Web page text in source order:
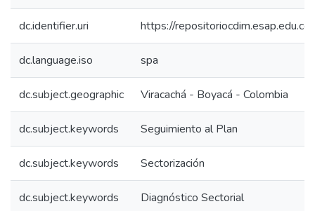
dc.identifier.uri https://
dc.language.iso spa
dc.subject.geographic Viracachá - Boyacá - Colombia
dc.subject.keywords Seguimiento al Plan
dc.subject.keywords Sectorización
dc.subject.keywords Diagnóstico Sectorial